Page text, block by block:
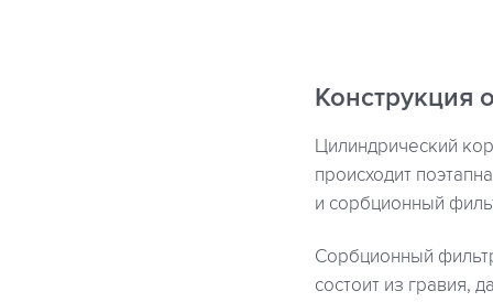
Конструкция
Цилиндрический
происходит
и сорбционный
Сорбционный
состоит из гравия,